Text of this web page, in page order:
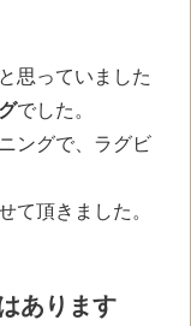
思っていました
でした。
ングで、ラグビ
て頂きました。
あります